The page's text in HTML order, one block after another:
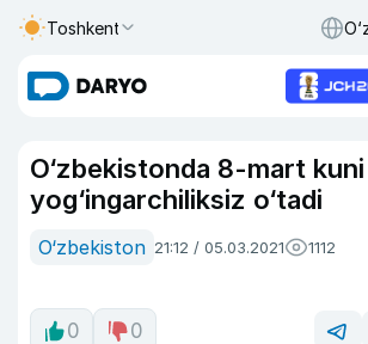
Toshkent
O‘zbekistonda 8-mart
yog‘ingarchiliksiz o‘tadi
O‘zbekiston 21:12 / 05.03.2021 1112
0 0